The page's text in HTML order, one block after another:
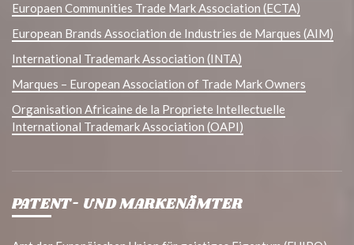
Europaen Communities Trade Mark Association (ECTA)
European Brands Association de Industries de Marques (AIM)
International Trademark Association (INTA)
Marques – European Association of Trade Mark Owners
Organisation Africaine de la Propriete Intellectuelle
International Trademark Association (OAPI)
PATENT- UND MARKENÄMTER